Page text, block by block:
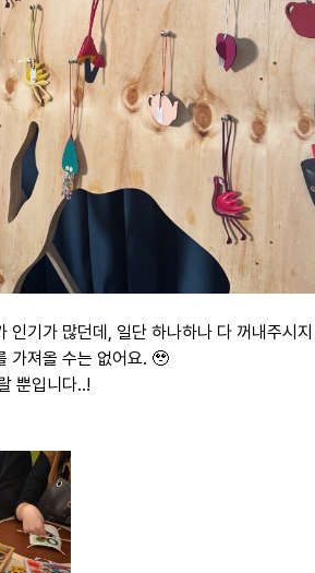
인기가 많던데, 일단 하나하나 다 꺼내주시지
가져올 수는 없어요. 🥹
뿐입니다..!